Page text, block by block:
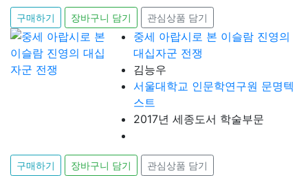
구매하기 장바구니 담기 관심상품 담기
중세 아랍시로 본 이슬람 진영의
대십자군 전쟁
김능우
서울대학교 인문학연구원 문명텍
스트
2017년 세종도서 학술부문
구매하기 장바구니 담기 관심상품 담기